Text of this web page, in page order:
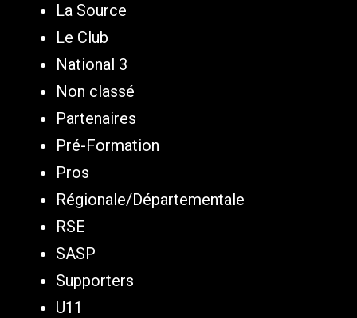
La Source
Le Club
National 3
Non classé
Partenaires
Pré-Formation
Pros
Régionale/Départementale
RSE
SASP
Supporters
U11